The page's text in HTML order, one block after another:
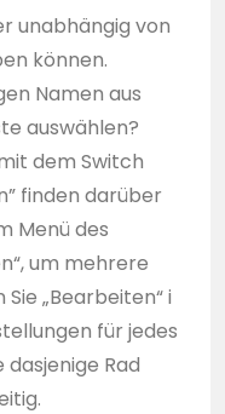
unabhängig von
können.
Namen aus
auswählen?
dem Switch
finden darüber
Menü des
um mehrere
„Bearbeiten“ i
für jedes
dasjenige Rad